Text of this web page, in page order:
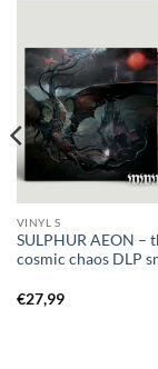
VINYL S
SULPHUR AEON –
cosmic chaos DLP
€27,99